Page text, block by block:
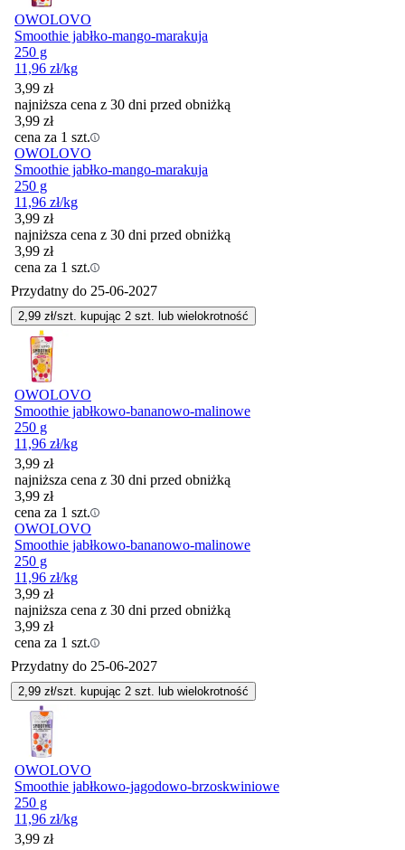
OWOLOVO
Smoothie jabłko-mango-marakuja
250 g
11,96 zł/kg
3,99 zł
najniższa cena z 30 dni przed obniżką
3,99 zł
cena za 1 szt.
OWOLOVO
Smoothie jabłko-mango-marakuja
250 g
11,96 zł/kg
3,99 zł
najniższa cena z 30 dni przed obniżką
3,99 zł
cena za 1 szt.
Przydatny do 25-06-2027
2,99 zł/szt. kupując 2 szt. lub wielokrotność
OWOLOVO
Smoothie jabłkowo-bananowo-malinowe
250 g
11,96 zł/kg
3,99 zł
najniższa cena z 30 dni przed obniżką
3,99 zł
cena za 1 szt.
OWOLOVO
Smoothie jabłkowo-bananowo-malinowe
250 g
11,96 zł/kg
3,99 zł
najniższa cena z 30 dni przed obniżką
3,99 zł
cena za 1 szt.
Przydatny do 25-06-2027
2,99 zł/szt. kupując 2 szt. lub wielokrotność
OWOLOVO
Smoothie jabłkowo-jagodowo-brzoskwiniowe
250 g
11,96 zł/kg
3,99 zł